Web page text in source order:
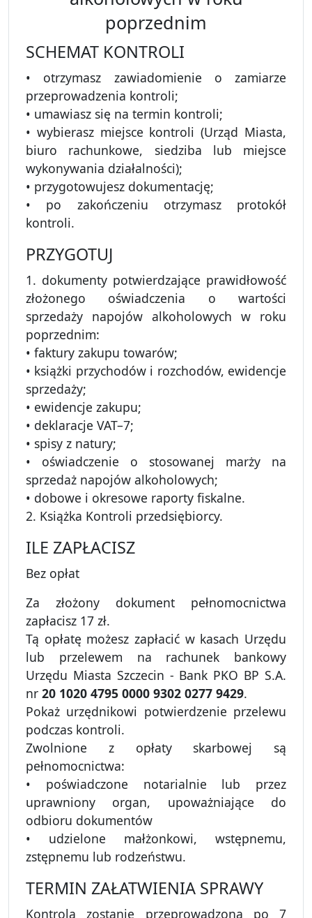
poprzednim
SCHEMAT KONTROLI
• otrzymasz zawiadomienie o zamiarze
przeprowadzenia kontroli;
• umawiasz się na termin kontroli;
• wybierasz miejsce kontroli (Urząd Miasta,
biuro rachunkowe, siedziba lub miejsce
wykonywania działalności);
• przygotowujesz dokumentację;
• po zakończeniu otrzymasz protokół
kontroli.
PRZYGOTUJ
1. dokumenty potwierdzające prawidłowość
złożonego oświadczenia o wartości
sprzedaży napojów alkoholowych w roku
poprzednim:
• faktury zakupu towarów;
• książki przychodów i rozchodów, ewidencje
sprzedaży;
• ewidencje zakupu;
• deklaracje VAT–7;
• spisy z natury;
• oświadczenie o stosowanej marży na
sprzedaż napojów alkoholowych;
• dobowe i okresowe raporty fiskalne.
2. Książka Kontroli przedsiębiorcy.
ILE ZAPŁACISZ
Bez opłat
Za złożony dokument pełnomocnictwa
zapłacisz 17 zł.
Tą opłatę możesz zapłacić w kasach Urzędu
lub przelewem na rachunek bankowy
Urzędu Miasta Szczecin - Bank PKO BP S.A.
nr 20 1020 4795 0000 9302 0277 9429.
Pokaż urzędnikowi potwierdzenie przelewu
podczas kontroli.
Zwolnione z opłaty skarbowej są
pełnomocnictwa:
• poświadczone notarialnie lub przez
uprawniony organ, upoważniające do
odbioru dokumentów
• udzielone małżonkowi, wstępnemu,
zstępnemu lub rodzeństwu.
TERMIN ZAŁATWIENIA SPRAWY
Kontrola zostanie przeprowadzona po 7